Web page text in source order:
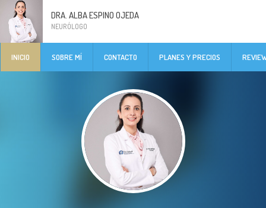
DRA. ALBA ESPINO OJEDA
NEURÓLOGO
INICIO SOBRE MÍ CONTACTO PLANES Y PRECIOS